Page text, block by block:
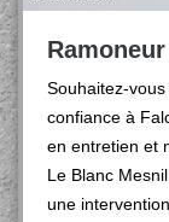
Souhaitez-
confiance à
en entretien et
Le Blanc
une